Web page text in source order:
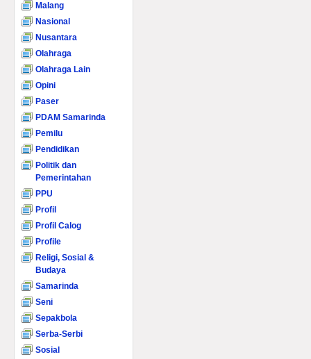
Malang
Nasional
Nusantara
Olahraga
Olahraga Lain
Opini
Paser
PDAM Samarinda
Pemilu
Pendidikan
Politik dan
Pemerintahan
PPU
Profil
Profil Calog
Profile
Religi, Sosial &
Budaya
Samarinda
Seni
Sepakbola
Serba-Serbi
Sosial